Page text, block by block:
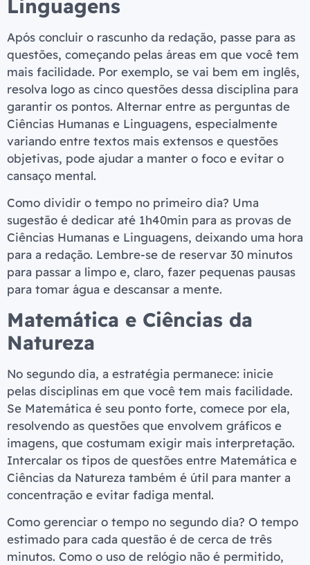
Linguagens
Após concluir o rascunho da redação, passe para as
questões, começando pelas áreas em que você tem
mais facilidade. Por exemplo, se vai bem em inglês,
resolva logo as cinco questões dessa disciplina para
garantir os pontos. Alternar entre as perguntas de
Ciências Humanas e Linguagens, especialmente
variando entre textos mais extensos e questões
objetivas, pode ajudar a manter o foco e evitar o
cansaço mental.
Como dividir o tempo no primeiro dia? Uma
sugestão é dedicar até 1h40min para as provas de
Ciências Humanas e Linguagens, deixando uma hora
para a redação. Lembre-se de reservar 30 minutos
para passar a limpo e, claro, fazer pequenas pausas
para tomar água e descansar a mente.
Matemática e Ciências da
Natureza
No segundo dia, a estratégia permanece: inicie
pelas disciplinas em que você tem mais facilidade.
Se Matemática é seu ponto forte, comece por ela,
resolvendo as questões que envolvem gráficos e
imagens, que costumam exigir mais interpretação.
Intercalar os tipos de questões entre Matemática e
Ciências da Natureza também é útil para manter a
concentração e evitar fadiga mental.
Como gerenciar o tempo no segundo dia? O tempo
estimado para cada questão é de cerca de três
minutos. Como o uso de relógio não é permitido,